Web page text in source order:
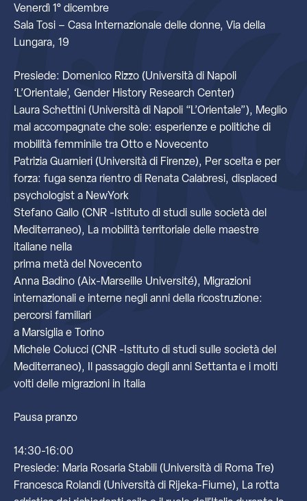
Venerdì 1° dicembre
Sala Tosi – Casa Internazionale delle donne, Via della
Lungara, 19
Presiede: Domenico Rizzo (Università di Napoli
‘L’Orientale’, Gender History Research Center)
Laura Schettini (Università di Napoli “L’Orientale”), Meglio
mal accompagnate che sole: esperienze e politiche di
mobilità femminile tra Otto e Novecento
Patrizia Guarnieri (Università di Firenze), Per scelta e per
forza: fuga senza rientro di Renata Calabresi, displaced
psychologist a NewYork
Stefano Gallo (CNR -Istituto di studi sulle società del
Mediterraneo), La mobilità territoriale delle maestre
italiane nella
prima metà del Novecento
Anna Badino (Aix-Marseille Université), Migrazioni
internazionali e interne negli anni della ricostruzione:
percorsi familiari
a Marsiglia e Torino
Michele Colucci (CNR -Istituto di studi sulle società del
Mediterraneo), Il passaggio degli anni Settanta e i molti
volti delle migrazioni in Italia
Pausa pranzo
14:30-16:00
Presiede: Maria Rosaria Stabili (Università di Roma Tre)
Francesca Rolandi (Università di Rijeka-Fiume), La rotta